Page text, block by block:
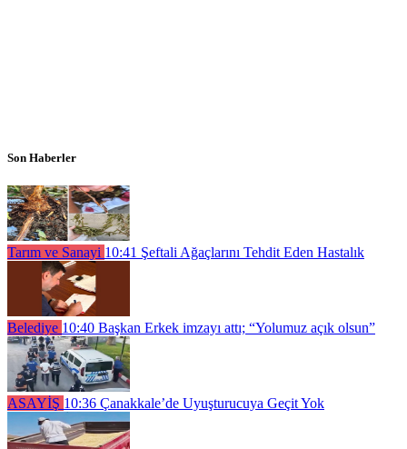
Son Haberler
Tarım ve Sanayi 10:41 Şeftali Ağaçlarını Tehdit Eden Hastalık
Belediye 10:40 Başkan Erkek imzayı attı; “Yolumuz açık olsun”
ASAYİŞ 10:36 Çanakkale’de Uyuşturucuya Geçit Yok